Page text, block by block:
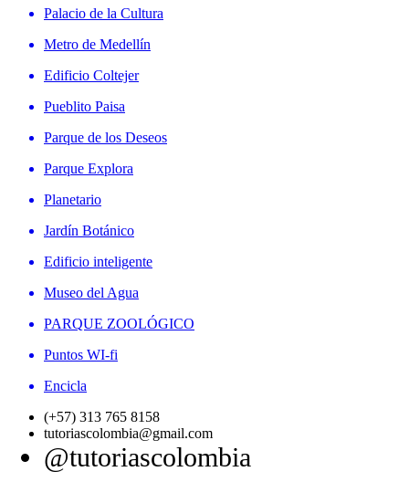
Palacio de la Cultura
Metro de Medellín
Edificio Coltejer
Pueblito Paisa
Parque de los Deseos
Parque Explora
Planetario
Jardín Botánico
Edificio inteligente
Museo del Agua
PARQUE ZOOLÓGICO
Puntos WI-fi
Encicla
(+57) 313 765 8158
tutoriascolombia@gmail.com
@tutoriascolombia